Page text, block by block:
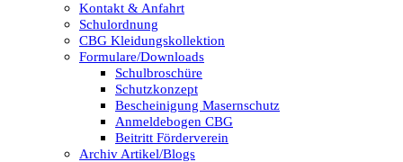
Kontakt & Anfahrt
Schulordnung
CBG Kleidungskollektion
Formulare/Downloads
Schulbroschüre
Schutzkonzept
Bescheinigung Masernschutz
Anmeldebogen CBG
Beitritt Förderverein
Archiv Artikel/Blogs